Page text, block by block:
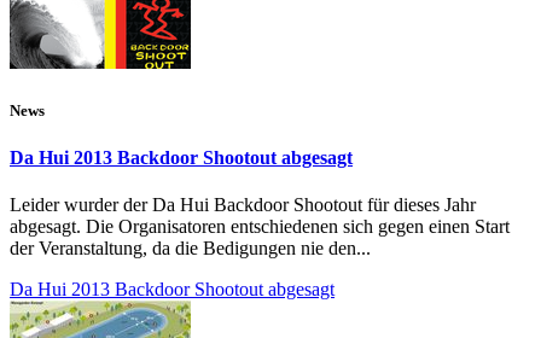
News
Da Hui 2013 Backdoor Shootout abgesagt
Leider wurder der Da Hui Backdoor Shootout für dieses Jahr
abgesagt. Die Organisatoren entschiedenen sich gegen einen Start
der Veranstaltung, da die Bedigungen nie den...
Da Hui 2013 Backdoor Shootout abgesagt